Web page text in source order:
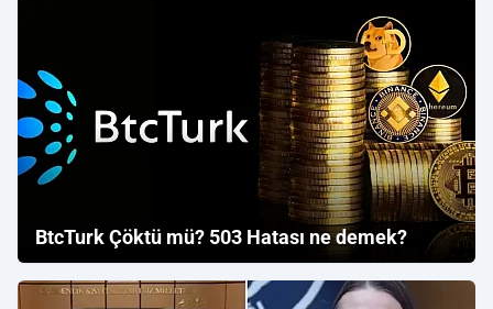
BtcTurk Çöktü mü? 503 Hatası ne demek?